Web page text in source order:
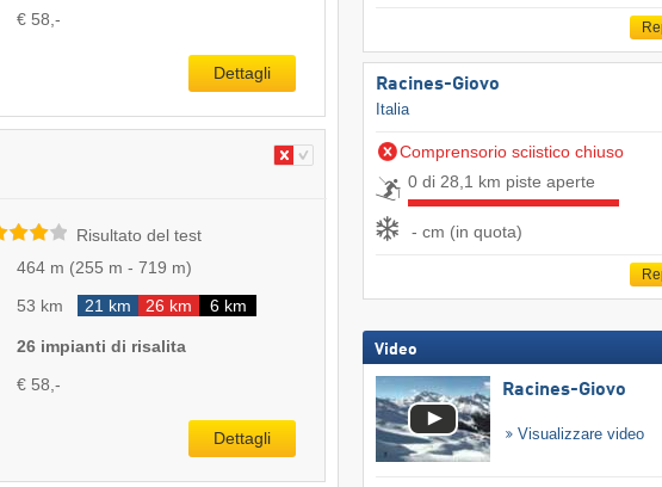
€ 58,-
Dettagli
Risultato del test
464 m (255 m - 719 m)
53 km
21 km 26 km 6 km
26 impianti di risalita
€ 58,-
Dettagli
Racines-Giovo
Italia
Comprensorio sciistico chiuso
0 di 28,1 km piste aperte
- cm (in quota)
Video
Racines-Giovo
Visualizzare video